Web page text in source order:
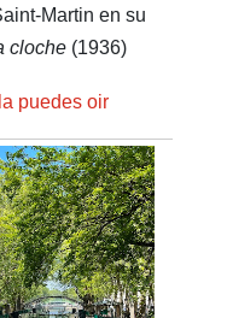
Martin en su
cloche (1936)
puedes oir